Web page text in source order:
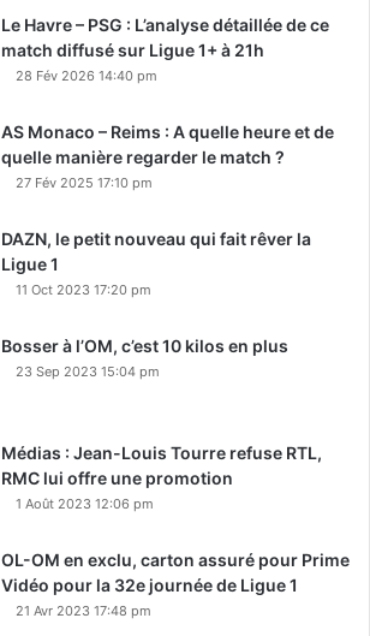
Le Havre – PSG : L’analyse détaillée de ce
match diffusé sur Ligue 1+ à 21h
28 Fév 2026 14:40 pm
AS Monaco – Reims : A quelle heure et de
quelle manière regarder le match ?
27 Fév 2025 17:10 pm
DAZN, le petit nouveau qui fait rêver la
Ligue 1
11 Oct 2023 17:20 pm
Bosser à l’OM, c’est 10 kilos en plus
23 Sep 2023 15:04 pm
Médias : Jean-Louis Tourre refuse RTL,
RMC lui offre une promotion
1 Août 2023 12:06 pm
OL-OM en exclu, carton assuré pour Prime
Vidéo pour la 32e journée de Ligue 1
21 Avr 2023 17:48 pm